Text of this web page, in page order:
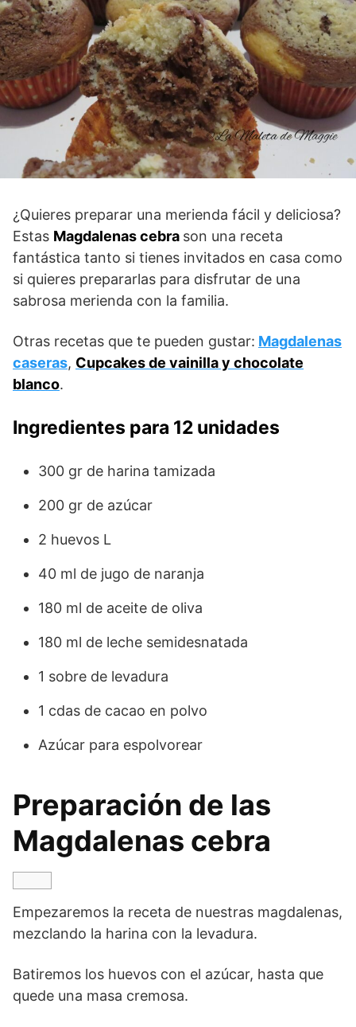
¿Quieres preparar una merienda fácil y deliciosa?
Estas Magdalenas cebra son una receta
fantástica tanto si tienes invitados en casa como
si quieres prepararlas para disfrutar de una
sabrosa merienda con la familia.
Otras recetas que te pueden gustar: Magdalenas
caseras, Cupcakes de vainilla y chocolate
blanco.
Ingredientes para 12 unidades
300 gr de harina tamizada
200 gr de azúcar
2 huevos L
40 ml de jugo de naranja
180 ml de aceite de oliva
180 ml de leche semidesnatada
1 sobre de levadura
1 cdas de cacao en polvo
Azúcar para espolvorear
Preparación de las
Magdalenas cebra
Empezaremos la receta de nuestras magdalenas,
mezclando la harina con la levadura.
Batiremos los huevos con el azúcar, hasta que
quede una masa cremosa.